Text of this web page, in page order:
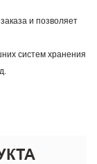
и позволяет
систем хранения